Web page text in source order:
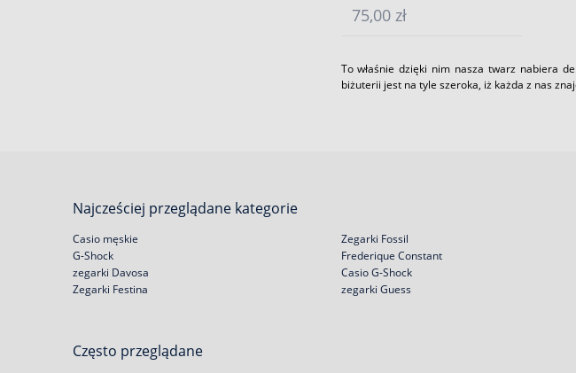
75,00 zł
To właśnie dzięki nim nasza twarz nabiera
biżuterii jest na tyle szeroka, iż każda z nas
Najcześciej przeglądane kategorie
Casio męskie
G-Shock
zegarki Davosa
Zegarki Festina
Zegarki Fossil
Frederique Constant
Casio G-Shock
zegarki Guess
Często przeglądane